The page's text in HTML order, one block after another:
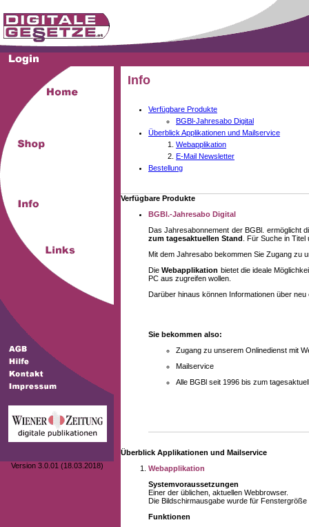
Version 3.0.01 (18.03.2018)
Info
Verfügbare Produkte
BGBl-Jahresabo Digital
Überblick Applikationen und Mailservice
Webapplikation
E-Mail Newsletter
Bestellung
Verfügbare Produkte
BGBl.-Jahresabo Digital
Das Jahresabonnement der BGBl. ermöglicht
zum tagesaktuellen Stand . Für Suche in
Mit dem Jahresabo bekommen Sie Zugang zu
DieWebapplikation bietet die ideale
PC aus zugreifen wollen.
Darüber hinaus können Informationen über
Sie bekommen also:
Zugang zu unserem Onlinedienst mit
Mailservice
Alle BGBl seit 1996 bis zum
Überblick Applikationen und Mailservice
Webapplikation
Systemvoraussetzungen
Einer der üblichen, aktuellen Webbrowser.
Die Bildschirmausgabe wurde für
Funktionen